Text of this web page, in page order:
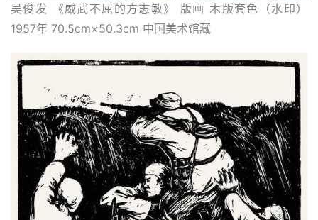
吴俊发 《威武不屈的方志敏》 版画 木版套色（水印）
1957年 70.5cm×50.3cm 中国美术馆藏